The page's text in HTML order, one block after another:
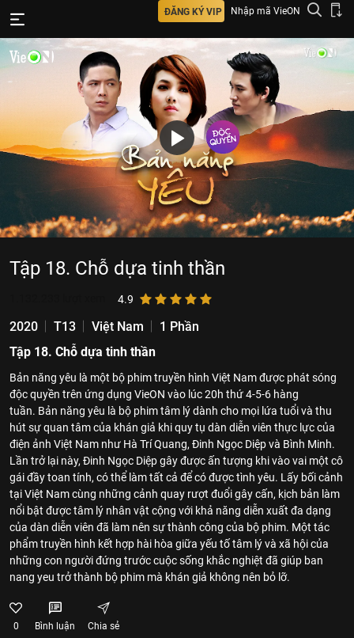
ĐĂNG KÝ VIP Nhập mã VieON
Tập 18. Chỗ dựa tinh thần
4.9
2020 T13 Việt Nam
1 Phần
Tập 18. Chỗ dựa tinh thần
Bản năng yêu là một bộ phim truyền hình Việt Nam được phát sóng
độc quyền trên ứng dụng VieON vào lúc 20h thứ 4-5-6 hàng
tuần. Bản năng yêu là bộ phim tâm lý dành cho mọi lứa tuổi và thu
hút sự quan tâm của khán giả khi quy tụ dàn diễn viên thực lực của
điện ảnh Việt Nam như Hà Trí Quang, Đinh Ngọc Diệp và Bình Minh.
Lần trở lại này, Đinh Ngọc Diệp gây được ấn tượng khi vào vai một cô
gái đầy toan tính, có thể làm tất cả để có được tình yêu. Lấy bối cảnh
tại Việt Nam cùng những cảnh quay rượt đuổi gây cấn, kịch bản làm
nổi bật được tâm lý nhân vật cộng với khả năng diễn xuất đa dạng
của dàn diễn viên đã làm nên sự thành công của bộ phim. Một tác
phẩm truyền hình kết hợp hài hòa giữa yếu tố tâm lý và xã hội của
những con người đứng trước cuộc sống khắc nghiệt đã giúp ban
nang yeu trở thành bộ phim mà khán giả không nên bỏ lỡ.
0 Bình luận Chia sẻ